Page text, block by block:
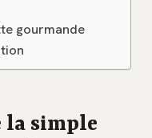
gourmande
la simple